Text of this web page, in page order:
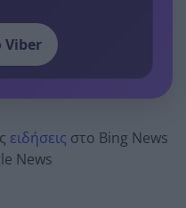
Viber
ειδήσεις στο Bing News
News